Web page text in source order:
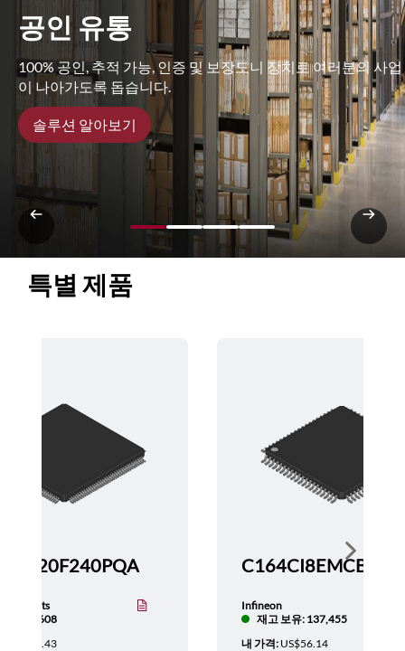
공인 유통
100% 공인, 추적 가능, 인증 및 보장도니 장치로 여러분의 사업
이 나아가도록 돕습니다.
솔루션 알아보기
특별 제품
보유: 5,608
US$137.43
Infineon
재고 보유: 137,455
내 가격: US$56.14
Show